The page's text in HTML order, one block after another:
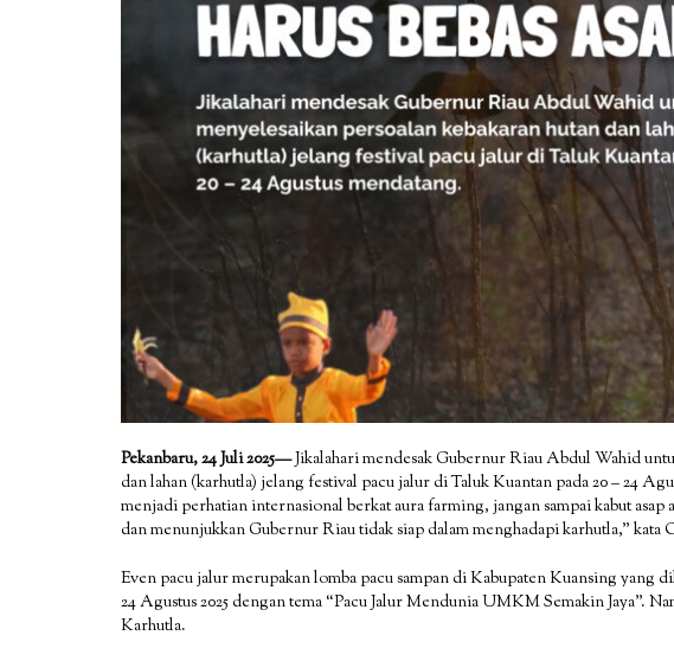
Pekanbaru, 24 Juli 2025—Jikalahari mendesak Gubernur Riau Abdul Wahid
dan lahan (karhutla) jelang festival pacu jalur di Taluk Kuantan pada 20 – 24
menjadi perhatian internasional berkat aura farming, jangan sampai kabut
dan menunjukkan Gubernur Riau tidak siap dalam menghadapi karhutla,”
Even pacu jalur merupakan lomba pacu sampan di Kabupaten Kuansing yang
24 Agustus 2025 dengan tema “Pacu Jalur Mendunia UMKM Semakin Jaya”.
Karhutla.